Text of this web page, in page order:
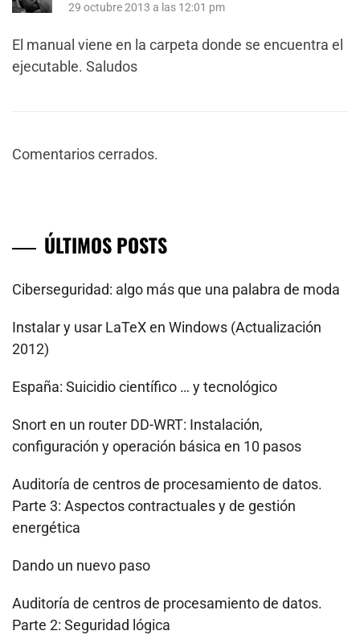
29 octubre 2013 a las 12:01 pm
El manual viene en la carpeta donde se encuentra el
ejecutable. Saludos
Comentarios cerrados.
ÚLTIMOS POSTS
Ciberseguridad: algo más que una palabra de moda
Instalar y usar LaTeX en Windows (Actualización
2012)
España: Suicidio científico … y tecnológico
Snort en un router DD-WRT: Instalación,
configuración y operación básica en 10 pasos
Auditoría de centros de procesamiento de datos.
Parte 3: Aspectos contractuales y de gestión
energética
Dando un nuevo paso
Auditoría de centros de procesamiento de datos.
Parte 2: Seguridad lógica